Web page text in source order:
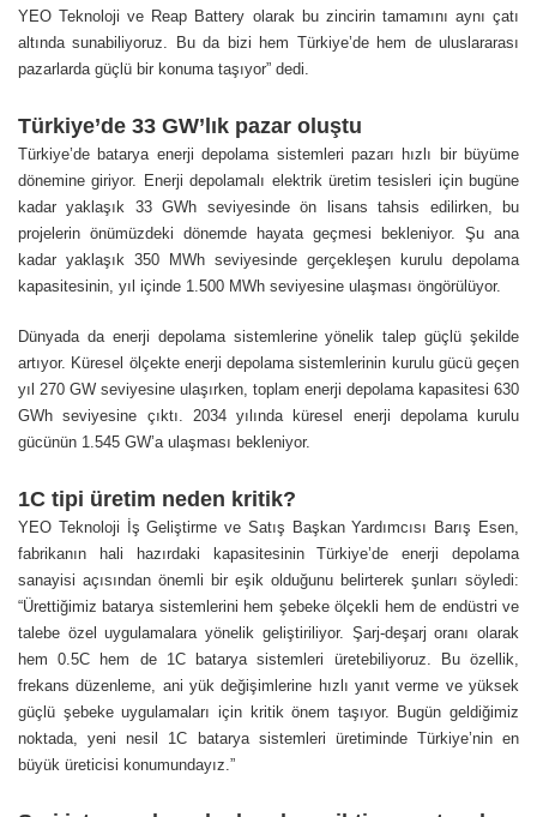
YEO Teknoloji ve Reap Battery olarak bu zincirin tamamını aynı çatı
altında sunabiliyoruz. Bu da bizi hem Türkiye’de hem de uluslararası
pazarlarda güçlü bir konuma taşıyor” dedi.
Türkiye’de 33 GW’lık pazar oluştu
Türkiye’de batarya enerji depolama sistemleri pazarı hızlı bir büyüme
dönemine giriyor. Enerji depolamalı elektrik üretim tesisleri için bugüne
kadar yaklaşık 33 GWh seviyesinde ön lisans tahsis edilirken, bu
projelerin önümüzdeki dönemde hayata geçmesi bekleniyor. Şu ana
kadar yaklaşık 350 MWh seviyesinde gerçekleşen kurulu depolama
kapasitesinin, yıl içinde 1.500 MWh seviyesine ulaşması öngörülüyor.
Dünyada da enerji depolama sistemlerine yönelik talep güçlü şekilde
artıyor. Küresel ölçekte enerji depolama sistemlerinin kurulu gücü geçen
yıl 270 GW seviyesine ulaşırken, toplam enerji depolama kapasitesi 630
GWh seviyesine çıktı. 2034 yılında küresel enerji depolama kurulu
gücünün 1.545 GW’a ulaşması bekleniyor.
1C tipi üretim neden kritik?
YEO Teknoloji İş Geliştirme ve Satış Başkan Yardımcısı Barış Esen,
fabrikanın hali hazırdaki kapasitesinin Türkiye’de enerji depolama
sanayisi açısından önemli bir eşik olduğunu belirterek şunları söyledi:
“Ürettiğimiz batarya sistemlerini hem şebeke ölçekli hem de endüstri ve
talebe özel uygulamalara yönelik geliştiriliyor. Şarj-deşarj oranı olarak
hem 0.5C hem de 1C batarya sistemleri üretebiliyoruz. Bu özellik,
frekans düzenleme, ani yük değişimlerine hızlı yanıt verme ve yüksek
güçlü şebeke uygulamaları için kritik önem taşıyor. Bugün geldiğimiz
noktada, yeni nesil 1C batarya sistemleri üretiminde Türkiye’nin en
büyük üreticisi konumundayız.”